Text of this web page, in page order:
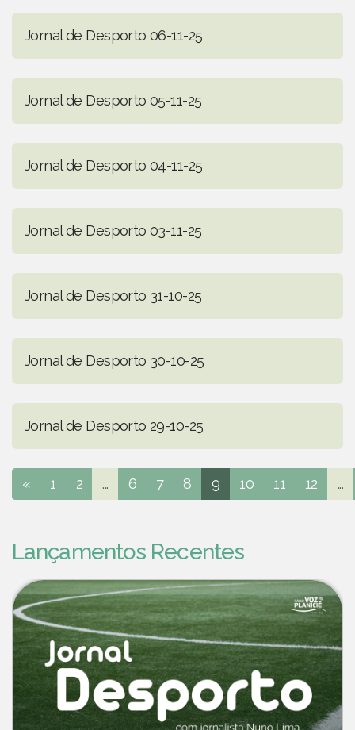
Jornal de Desporto 06-11-25
Jornal de Desporto 05-11-25
Jornal de Desporto 04-11-25
Jornal de Desporto 03-11-25
Jornal de Desporto 31-10-25
Jornal de Desporto 30-10-25
Jornal de Desporto 29-10-25
« 1 2 ... 6 7 8 9 10 11 12 ...
Lançamentos Recentes